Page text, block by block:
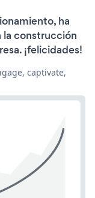
ha
la construcción
¡felicidades!
captivate,